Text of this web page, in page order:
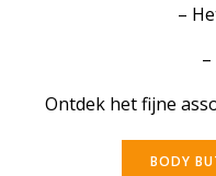
–
Ontdek het fijne
BODY